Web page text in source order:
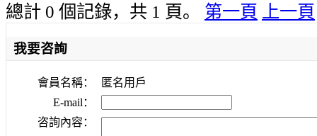
總計 0 個記錄，共 1 頁。 第一頁 上一頁
我要咨詢
會員名稱：
匿名用戶
E-mail：
咨詢內容：